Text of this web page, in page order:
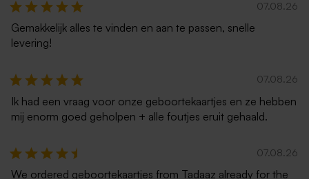
07.08.26
Gemakkelijk alles te vinden en aan te passen, snelle
levering!
07.08.26
Ik had een vraag voor onze geboortekaartjes en ze hebben
mij enorm goed geholpen + alle foutjes eruit gehaald.
07.08.26
We ordered geboortekaartjes from Tadaaz already for the